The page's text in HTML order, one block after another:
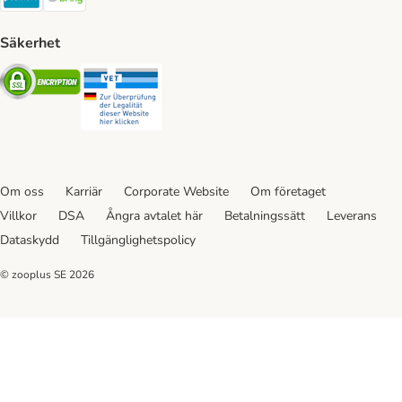
Säkerhet
Security
Om oss Karriär Corporate Website
Om företaget
Villkor
DSA Ångra avtalet här Betalningssätt
Leverans
Dataskydd
Tillgänglighetspolicy
© zooplus SE 2026